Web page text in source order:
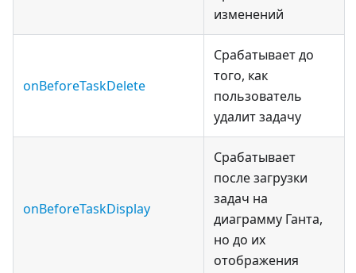
изменений
onBeforeTaskDelete
Срабатывает до
того, как
пользователь
удалит задачу
onBeforeTaskDisplay
Срабатывает
после загрузки
задач на
диаграмму Ганта,
но до их
отображения